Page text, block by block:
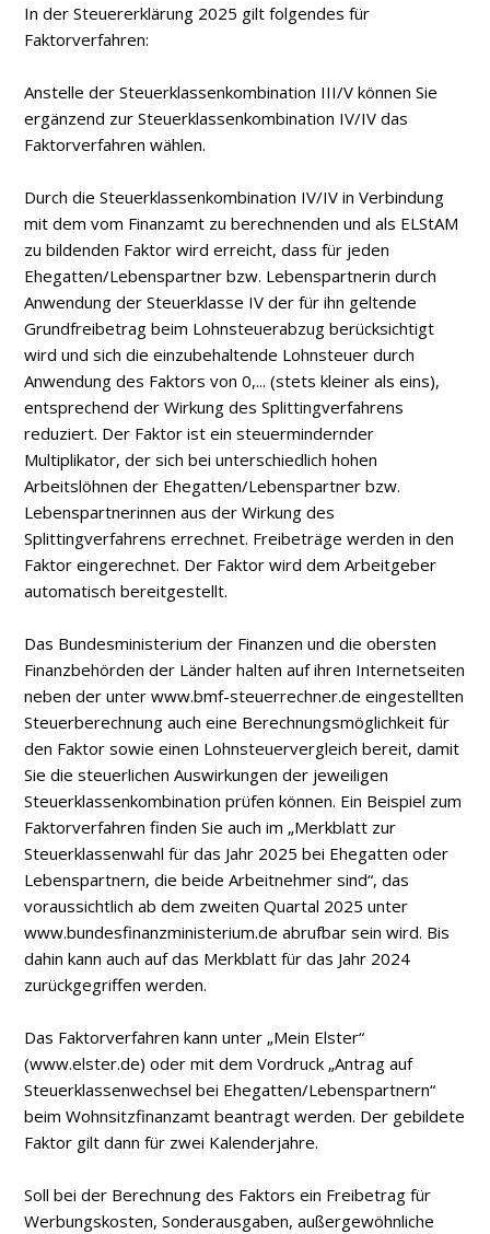
In der Steuererklärung 2025 gilt folgendes für
Faktorverfahren:
Anstelle der Steuerklassenkombination III/V können Sie
ergänzend zur Steuerklassenkombination IV/IV das
Faktorverfahren wählen.
Durch die Steuerklassenkombination IV/IV in Verbindung
mit dem vom Finanzamt zu berechnenden und als ELStAM
zu bildenden Faktor wird erreicht, dass für jeden
Ehegatten/Lebenspartner bzw. Lebenspartnerin durch
Anwendung der Steuerklasse IV der für ihn geltende
Grundfreibetrag beim Lohnsteuerabzug berücksichtigt
wird und sich die einzubehaltende Lohnsteuer durch
Anwendung des Faktors von 0,... (stets kleiner als eins),
entsprechend der Wirkung des Splittingverfahrens
reduziert. Der Faktor ist ein steuermindernder
Multiplikator, der sich bei unterschiedlich hohen
Arbeitslöhnen der Ehegatten/Lebenspartner bzw.
Lebenspartnerinnen aus der Wirkung des
Splittingverfahrens errechnet. Freibeträge werden in den
Faktor eingerechnet. Der Faktor wird dem Arbeitgeber
automatisch bereitgestellt.
Das Bundesministerium der Finanzen und die obersten
Finanzbehörden der Länder halten auf ihren Internetseiten
neben der unter www.bmf-steuerrechner.de eingestellten
Steuerberechnung auch eine Berechnungsmöglichkeit für
den Faktor sowie einen Lohnsteuervergleich bereit, damit
Sie die steuerlichen Auswirkungen der jeweiligen
Steuerklassenkombination prüfen können. Ein Beispiel zum
Faktorverfahren finden Sie auch im „Merkblatt zur
Steuerklassenwahl für das Jahr 2025 bei Ehegatten oder
Lebenspartnern, die beide Arbeitnehmer sind“, das
voraussichtlich ab dem zweiten Quartal 2025 unter
www.bundesfinanzministerium.de abrufbar sein wird. Bis
dahin kann auch auf das Merkblatt für das Jahr 2024
zurückgegriffen werden.
Das Faktorverfahren kann unter „Mein Elster“
(www.elster.de) oder mit dem Vordruck „Antrag auf
Steuerklassenwechsel bei Ehegatten/Lebenspartnern“
beim Wohnsitzfinanzamt beantragt werden. Der gebildete
Faktor gilt dann für zwei Kalenderjahre.
Soll bei der Berechnung des Faktors ein Freibetrag für
Werbungskosten, Sonderausgaben, außergewöhnliche